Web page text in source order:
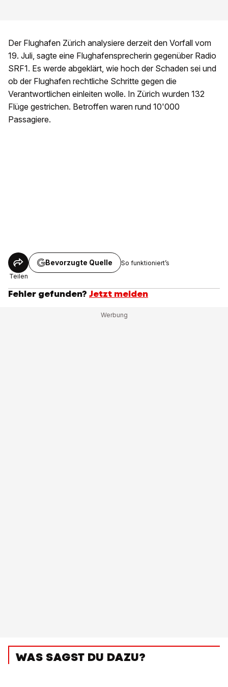
Der Flughafen Zürich analysiere derzeit den Vorfall vom
19. Juli, sagte eine Flughafensprecherin gegenüber Radio
SRF1. Es werde abgeklärt, wie hoch der Schaden sei und
ob der Flughafen rechtliche Schritte gegen die
Verantwortlichen einleiten wolle. In Zürich wurden 132
Flüge gestrichen. Betroffen waren rund 10'000
Passagiere.
Teilen
Bevorzugte Quelle So funktioniert’s
Fehler gefunden? Jetzt melden
WAS SAGST DU DAZU?